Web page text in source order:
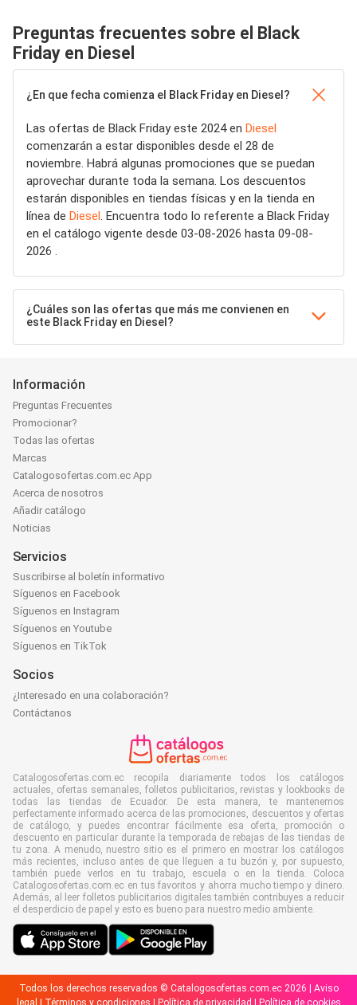
Preguntas frecuentes sobre el Black
Friday en Diesel
¿En que fecha comienza el Black Friday en Diesel?
Las ofertas de Black Friday este 2024 en Diesel
comenzarán a estar disponibles desde el 28 de
noviembre. Habrá algunas promociones que se puedan
aprovechar durante toda la semana. Los descuentos
estarán disponibles en tiendas físicas y en la tienda en
línea de Diesel. Encuentra todo lo referente a Black Friday
en el catálogo vigente desde 03-08-2026 hasta 09-08-
2026 .
¿Cuáles son las ofertas que más me convienen en
este Black Friday en Diesel?
Información
Preguntas Frecuentes
Promocionar?
Todas las ofertas
Marcas
Catalogosofertas.com.ec App
Acerca de nosotros
Añadir catálogo
Noticias
Servicios
Suscribirse al boletín informativo
Síguenos en Facebook
Síguenos en Instagram
Síguenos en Youtube
Síguenos en TikTok
Socios
¿Interesado en una colaboración?
Contáctanos
Catalogosofertas.com.ec recopila diariamente todos los catálogos
actuales, ofertas semanales, folletos publicitarios, revistas y lookbooks de
todas las tiendas de Ecuador. De esta manera, te mantenemos
perfectamente informado acerca de las promociones, descuentos y ofertas
de catálogo, y puedes encontrar fácilmente esa oferta, promoción o
descuento en particular durante la temporada de rebajas de las tiendas de
tu zona. A menudo, nuestro sitio es el primero en mostrar los catálogos
más recientes, incluso antes de que lleguen a tu buzón y, por supuesto,
también puede verlos en tu trabajo, escuela o en la tienda. Coloca
Catalogosofertas.com.ec en tus favoritos y ahorra mucho tiempo y dinero.
Además, al leer folletos publicitarios digitales también contribuyes a reducir
el desperdicio de papel y esto es bueno para nuestro medio ambiente.
Todos los derechos reservados © Catalogosofertas.com.ec 2026 | Aviso
legal
Términos y condiciones Política de privacidad Política de cookies